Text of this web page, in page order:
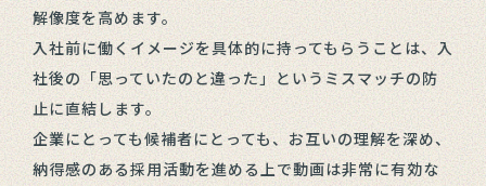
解像度を高めます。
入社前に働くイメージを具体的に持ってもらうことは、入
社後の「思っていたのと違った」というミスマッチの防
止に直結します。
企業にとっても候補者にとっても、お互いの理解を深め、
納得感のある採用活動を進める上で動画は非常に有効な